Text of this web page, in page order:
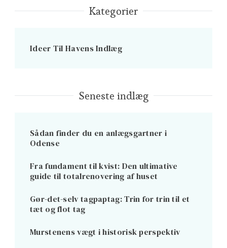
Kategorier
Ideer Til Havens Indlæg
Seneste indlæg
Sådan finder du en anlægsgartner i
Odense
Fra fundament til kvist: Den ultimative
guide til totalrenovering af huset
Gør-det-selv tagpaptag: Trin for trin til et
tæt og flot tag
Murstenens vægt i historisk perspektiv